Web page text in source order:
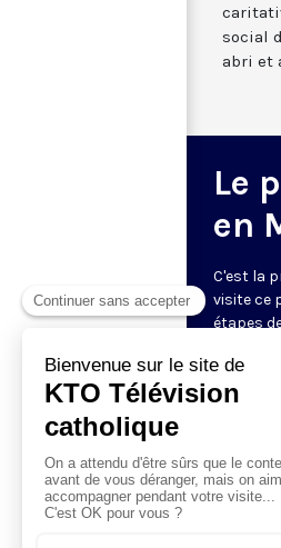
social
abri et
Le
en
C'est la
visite ce
étapes
envoyés
voyage